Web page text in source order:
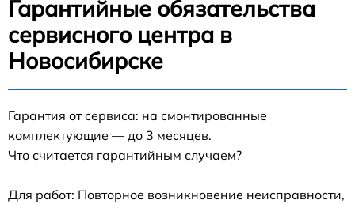
Гарантийные обязательства
сервисного центра в
Новосибирске
Гарантия от сервиса: на смонтированные
комплектующие — до 3 месяцев.
Что считается гарантийным случаем?
Для работ: Повторное возникновение неисправности,